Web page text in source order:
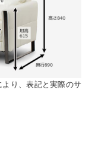
り、表記と実際のサ